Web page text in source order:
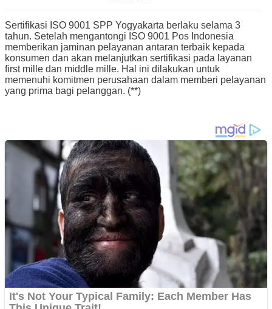
Sertifikasi ISO 9001 SPP Yogyakarta berlaku selama 3
tahun. Setelah mengantongi ISO 9001 Pos Indonesia
memberikan jaminan pelayanan antaran terbaik kepada
konsumen dan akan melanjutkan sertifikasi pada layanan
first mille dan middle mille. Hal ini dilakukan untuk
memenuhi komitmen perusahaan dalam memberi pelayanan
yang prima bagi pelanggan. (**)